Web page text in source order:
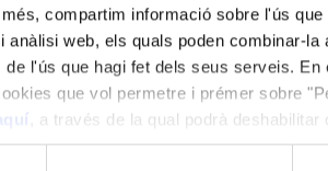
compartim informació sobre l'ús
web, els quals poden combinar-la
l'ús que hagi fet dels seus serveis. En
que vol permetre i prémer sobre
, a través de la qual podrà deshabilitar